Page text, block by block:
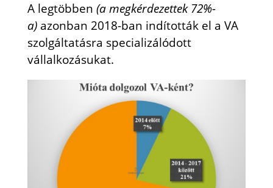
A legtöbben (a megkérdezettek 72%-
a)azonban 2018-ban indították el a VA
szolgáltatásra specializálódott
vállalkozásukat.